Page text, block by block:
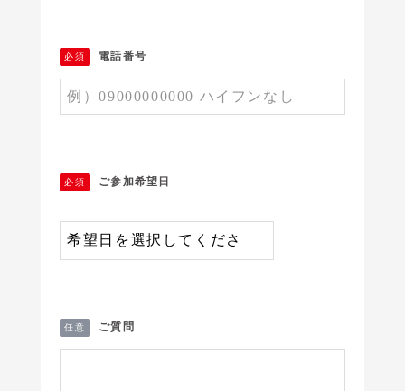
必須 電話番号
必須 ご参加希望日
任意 ご質問